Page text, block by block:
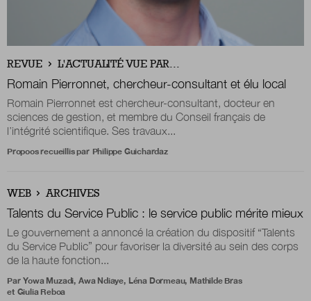
Numéros
Boutique
Qui sommes-nous ?
Newsletter
Renseignez votre email afin de suivre l'actualité
REVUE L'ACTUALITÉ VUE PAR...
Romain Pierronnet, chercheur-consultant et élu local
Romain Pierronnet est chercheur-consultant, docteur en
sciences de gestion, et membre du Conseil français de
l’intégrité scientifique. Ses travaux...
Propoos recueillis par Philippe Guichardaz
WEB ARCHIVES
Talents du Service Public : le service public mérite mieux
Le gouvernement a annoncé la création du dispositif “Talents
du Service Public” pour favoriser la diversité au sein des corps
de la haute fonction...
Par Yowa Muzadi, Awa Ndiaye, Léna Dormeau, Mathilde Bras
et Giulia Reboa